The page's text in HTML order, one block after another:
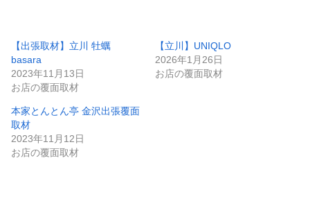
【出張取材】立川 牡蠣
basara
2023年11月13日
お店の覆面取材
【立川】UNIQLO
2026年1月26日
お店の覆面取材
本家とんとん亭 金沢出張覆面
取材
2023年11月12日
お店の覆面取材